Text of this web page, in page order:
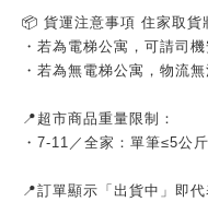
📦 貨運注意事項 住家取貨
・若為電梯公寓，可請司
・若為無電梯公寓，物流
📍超市商品重量限制：
・7-11／全家：單筆≤5公
📍訂單顯示「出貨中」即